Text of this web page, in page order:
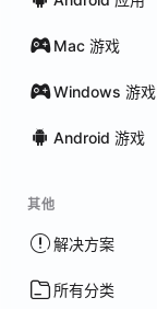
Mac 游戏
Windows 游戏
Android 游戏
其他
解决方案
所有分类